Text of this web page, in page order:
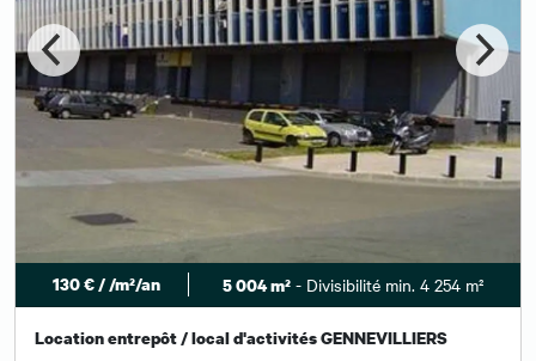
130 € / /m²/an 5 004 m² - Divisibilité min. 4 254 m²
Location entrepôt / local d'activités GENNEVILLIERS